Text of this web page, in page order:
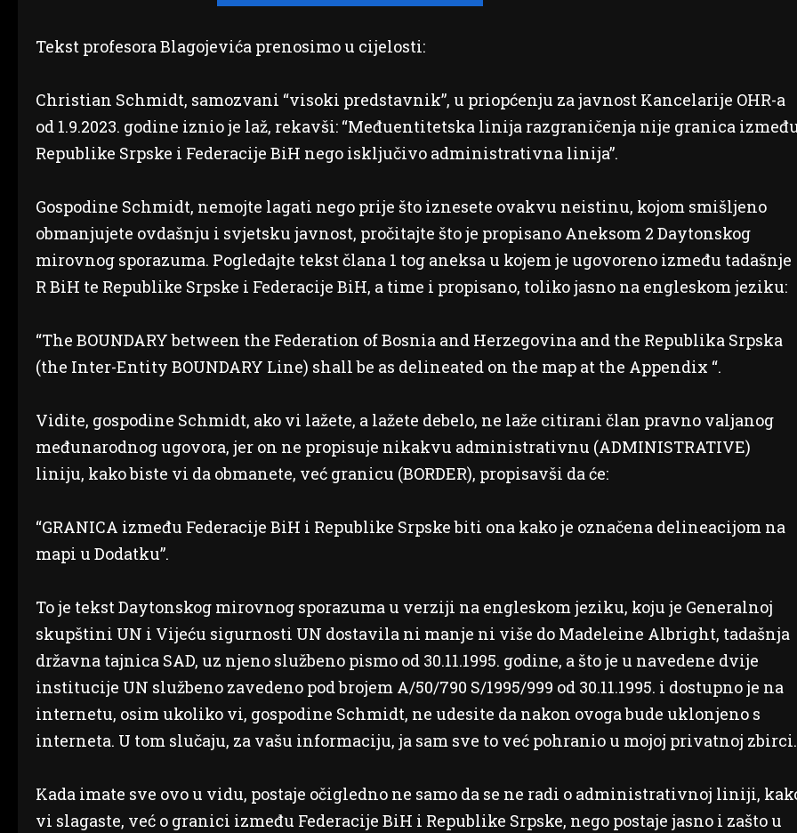
Tekst profesora Blagojevića prenosimo u cijelosti:
Christian Schmidt, samozvani “visoki predstavnik”, u priopćenju za javnost Kancelarije OHR-a
od 1.9.2023. godine iznio je laž, rekavši: “Međuentitetska linija razgraničenja nije granica
Republike Srpske i Federacije BiH nego isključivo administrativna linija”.
Gospodine Schmidt, nemojte lagati nego prije što iznesete ovakvu neistinu, kojom smišljeno
obmanjujete ovdašnju i svjetsku javnost, pročitajte što je propisano Aneksom 2 Daytonskog
mirovnog sporazuma. Pogledajte tekst člana 1 tog aneksa u kojem je ugovoreno između tadašnje
R BiH te Republike Srpske i Federacije BiH, a time i propisano, toliko jasno na engleskom jeziku:
“The BOUNDARY between the Federation of Bosnia and Herzegovina and the Republika Srpska
(the Inter-Entity BOUNDARY Line) shall be as delineated on the map at the Appendix “.
Vidite, gospodine Schmidt, ako vi lažete, a lažete debelo, ne laže citirani član pravno valjanog
međunarodnog ugovora, jer on ne propisuje nikakvu administrativnu (ADMINISTRATIVE)
liniju, kako biste vi da obmanete, već granicu (BORDER), propisavši da će:
“GRANICA između Federacije BiH i Republike Srpske biti ona kako je označena delineacijom na
mapi u Dodatku”.
To je tekst Daytonskog mirovnog sporazuma u verziji na engleskom jeziku, koju je Generalnoj
skupštini UN i Vijeću sigurnosti UN dostavila ni manje ni više do Madeleine Albright, tadašnja
državna tajnica SAD, uz njeno službeno pismo od 30.11.1995. godine, a što je u navedene dvije
institucije UN službeno zavedeno pod brojem A/50/790 S/1995/999 od 30.11.1995. i dostupno je na
internetu, osim ukoliko vi, gospodine Schmidt, ne udesite da nakon ovoga bude uklonjeno s
interneta. U tom slučaju, za vašu informaciju, ja sam sve to već pohranio u mojoj privatnoj zbirci.
Kada imate sve ovo u vidu, postaje očigledno ne samo da se ne radi o administrativnoj liniji,
vi slagaste, već o granici između Federacije BiH i Republike Srpske, nego postaje jasno i zašto u